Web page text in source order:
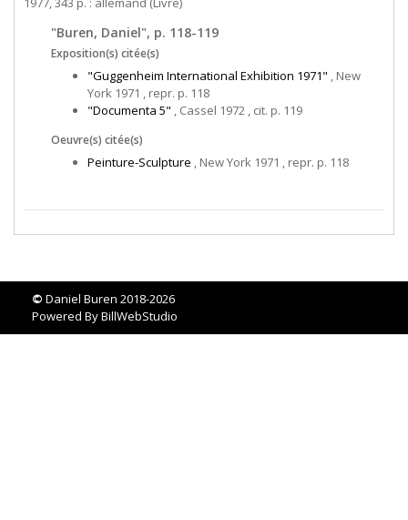
"Buren, Daniel", p. 118-119
Exposition(s) citée(s)
"Guggenheim International Exhibition 1971" , New
York 1971 , repr. p. 118
"Documenta 5" , Cassel 1972 , cit. p. 119
Oeuvre(s) citée(s)
Peinture-Sculpture , New York 1971 , repr. p. 118
© Daniel Buren 2018-2026
Powered ByBillWebStudio